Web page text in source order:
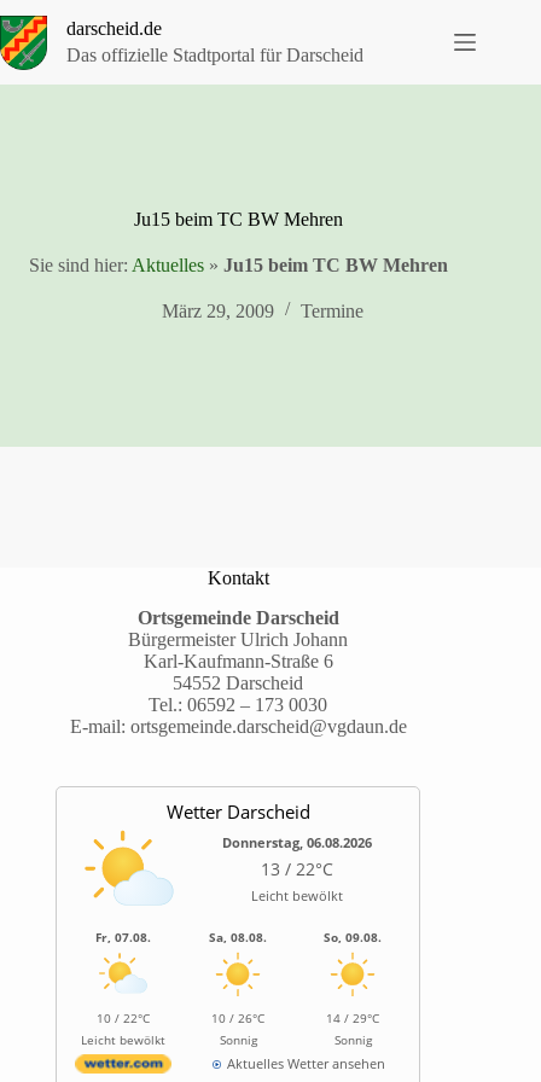
Inhalt
springen
darscheid.de
Das offizielle Stadtportal für Darscheid
Ju15 beim TC BW Mehren
Sie sind hier: Aktuelles» Ju15 beim TC BW Mehren
März 29, 2009 Termine
Kontakt
Ortsgemeinde Darscheid
Bürgermeister Ulrich Johann
Karl-Kaufmann-Straße 6
54552 Darscheid
Tel.:06592 – 173 0030
E-mail: ortsgemeinde.darscheid@vgdaun.de
Wetter Darscheid
Donnerstag, 06.08.2026
13 / 22°C
Leicht bewölkt
Fr, 07.08.
10 / 22°C
Leicht bewölkt
Sa, 08.08.
10 / 26°C
Sonnig
So, 09.08.
14 / 29°C
Sonnig
Aktuelles Wetter ansehen